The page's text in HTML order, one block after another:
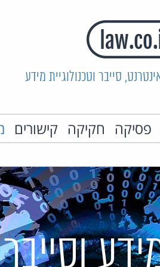
סייבר וטכנולוגיית מידע
פסיקה חקיקה קישורים
וסייבר